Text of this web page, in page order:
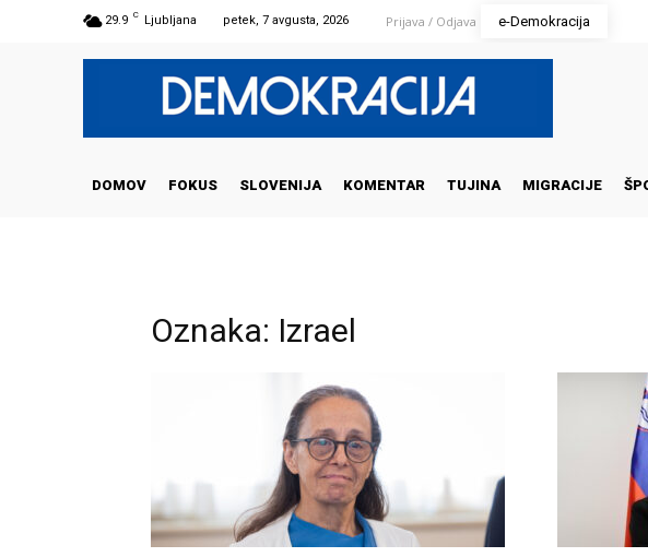
29.9 C Ljubljana petek, 7 avgusta, 2026 Prijava / Odjava e-Demokracija
DOMOV FOKUS SLOVENIJA KOMENTAR TUJINA MIGRACIJE
Oznaka: Izrael